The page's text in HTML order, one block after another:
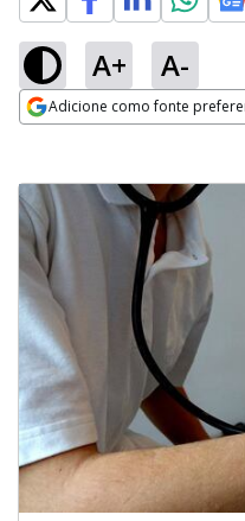
A+ A-
Adicione como fonte